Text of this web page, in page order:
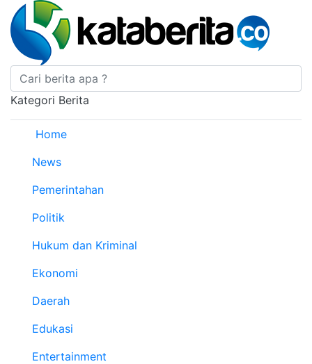
Kategori Berita
Home
News
Pemerintahan
Politik
Hukum dan Kriminal
Ekonomi
Daerah
Edukasi
Entertainment